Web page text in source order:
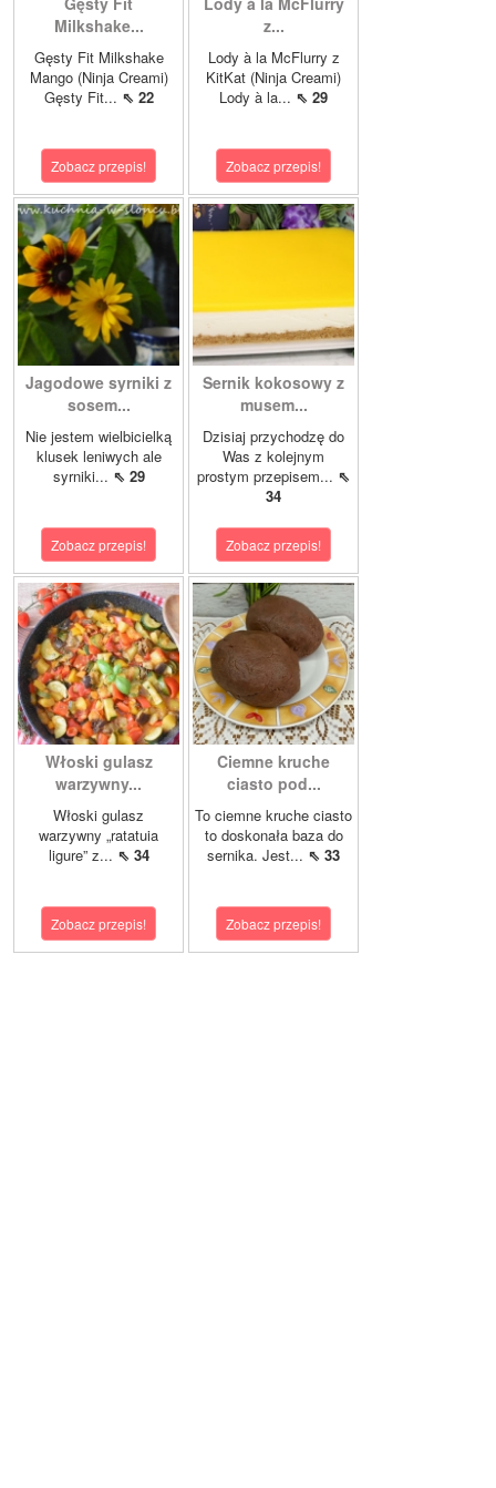
Milkshake...
Gęsty Fit Milkshake
Mango (Ninja Creami)
Gęsty Fit... ⇖ 22
Zobacz przepis!
z...
Lody à la McFlurry z
KitKat (Ninja Creami)
Lody à la... ⇖ 29
Zobacz przepis!
Jagodowe syrniki z
sosem...
Nie jestem wielbicielką
klusek leniwych ale
syrniki... ⇖ 29
Zobacz przepis!
Sernik kokosowy z
musem...
Dzisiaj przychodzę do
Was z kolejnym
prostym przepisem... ⇖
34
Zobacz przepis!
Włoski gulasz
warzywny...
Włoski gulasz
warzywny „ratatuia
ligure” z... ⇖ 34
Zobacz przepis!
Ciemne kruche
ciasto pod...
To ciemne kruche ciasto
to doskonała baza do
sernika. Jest... ⇖ 33
Zobacz przepis!